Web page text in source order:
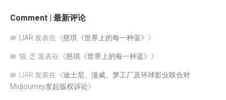
Comment | 最新评论
LIAR 发表在《慈琪《世界上的每一种蓝》 》
猫, 乏 发表在《慈琪《世界上的每一种蓝》 》
LIAR 发表在《迪士尼、漫威、梦工厂及环球影业联合对
Midjourney发起版权诉讼》